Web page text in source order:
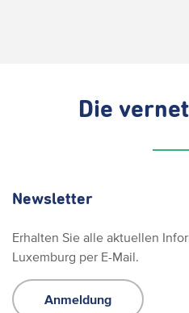
Die
Newsletter
Erhalten Sie alle aktuellen
Luxemburg per E-Mail.
Anmeldung